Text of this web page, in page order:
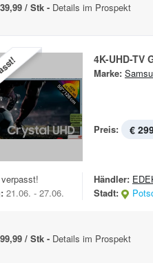
/ Stk - Details im Prospekt
4K-UHD-TV
Marke:
Preis: €
21.06. - 27.06.
Händler:
Stadt:
/ Stk - Details im Prospekt